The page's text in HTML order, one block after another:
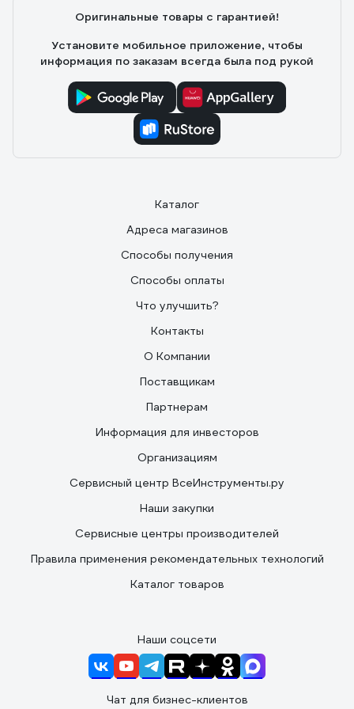
Оригинальные товары с гарантией!
Установите мобильное приложение, чтобы
информация по заказам всегда была под рукой
Каталог
Адреса магазинов
Способы получения
Способы оплаты
Что улучшить?
Контакты
О Компании
Поставщикам
Партнерам
Информация для инвесторов
Организациям
Сервисный центр ВсеИнструменты.ру
Наши закупки
Сервисные центры производителей
Правила применения рекомендательных технологий
Каталог товаров
Наши соцсети
Чат для бизнес-клиентов